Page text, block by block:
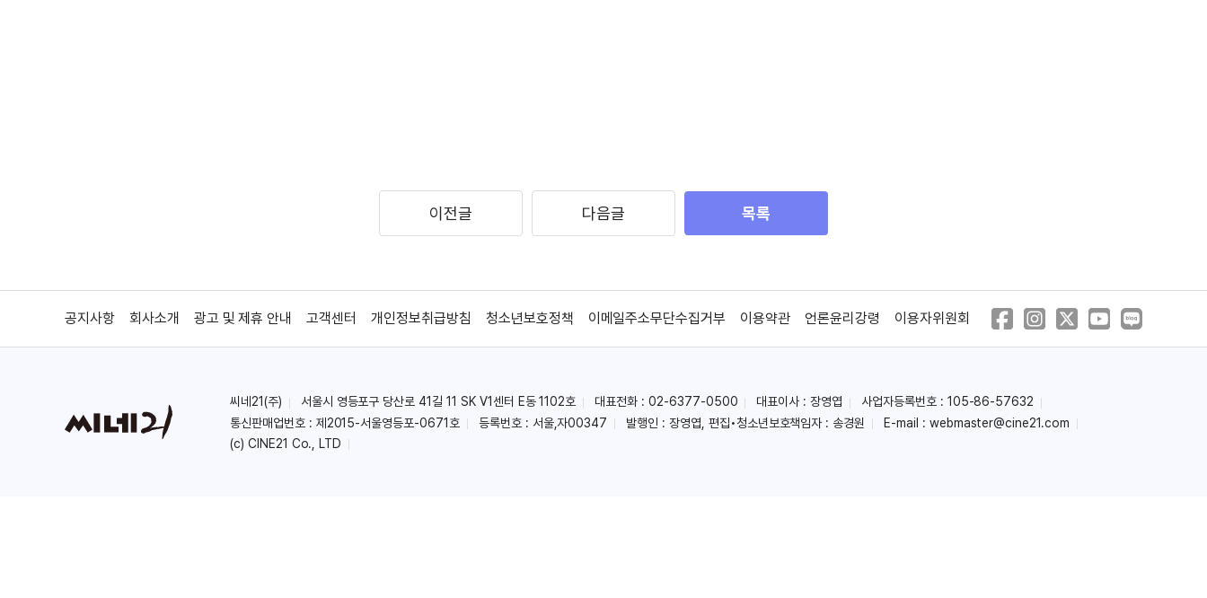
이전글 다음글 목록
공지사항 회사소개 광고 및 제휴 안내 고객센터 개인정보취급방침 청소년보호정책 이메일주소무단수집거부 이용약관 언론윤리강령 이용자위원회
씨네21(주) 서울시 영등포구 당산로 41길 11 SK V1센터 E동 1102호 대표전화 : 02-6377-0500 대표이사 : 장영엽
사업자등록번호 : 105-86-57632
통신판매업번호 : 제2015-서울영등포-0671호
등록번호 : 서울,자00347 발행인 : 장영엽, 편집•청소년보호책임자 : 송경원 E-mail : webmaster@cine21.com
(c) CINE21 Co., LTD